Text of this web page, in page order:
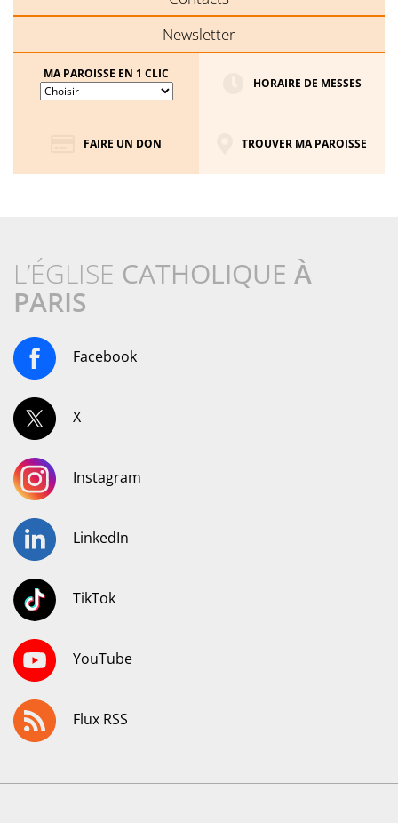
Newsletter
MA PAROISSE EN 1 CLIC
HORAIRE DE MESSES
FAIRE UN DON TROUVER MA PAROISSE
L’ÉGLISE CATHOLIQUE À
PARIS
Facebook
X
Instagram
LinkedIn
TikTok
YouTube
Flux RSS